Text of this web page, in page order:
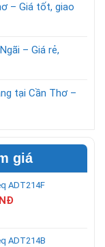
– Giá tốt, giao
– Giá rẻ,
tại Cần Thơ –
giá
ADT214F
ADT214B